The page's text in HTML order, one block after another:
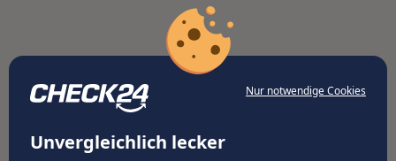
Nur notwendige Cookies
Unvergleichlich lecker